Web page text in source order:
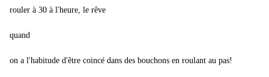
rouler à 30 à l'heure, le rêve
quand
on a l'habitude d'être coincé dans des bouchons en roulant au pas!